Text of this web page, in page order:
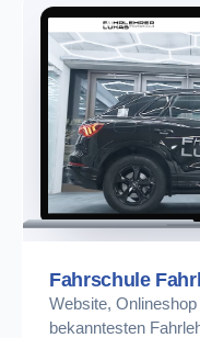
Fahrschule
Website,
bekanntesten